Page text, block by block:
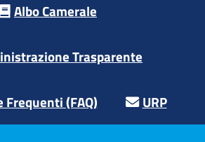
Albo Camerale
Trasparente
Frequenti (FAQ) URP